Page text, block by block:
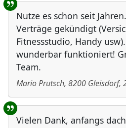
Nutze es schon seit
Verträge gekündigt
Fitnessstudio, Handy
wunderbar funktioniert!
Team.
Mario Prutsch, 8200 Gleisdorf,
Vielen Dank, anfangs